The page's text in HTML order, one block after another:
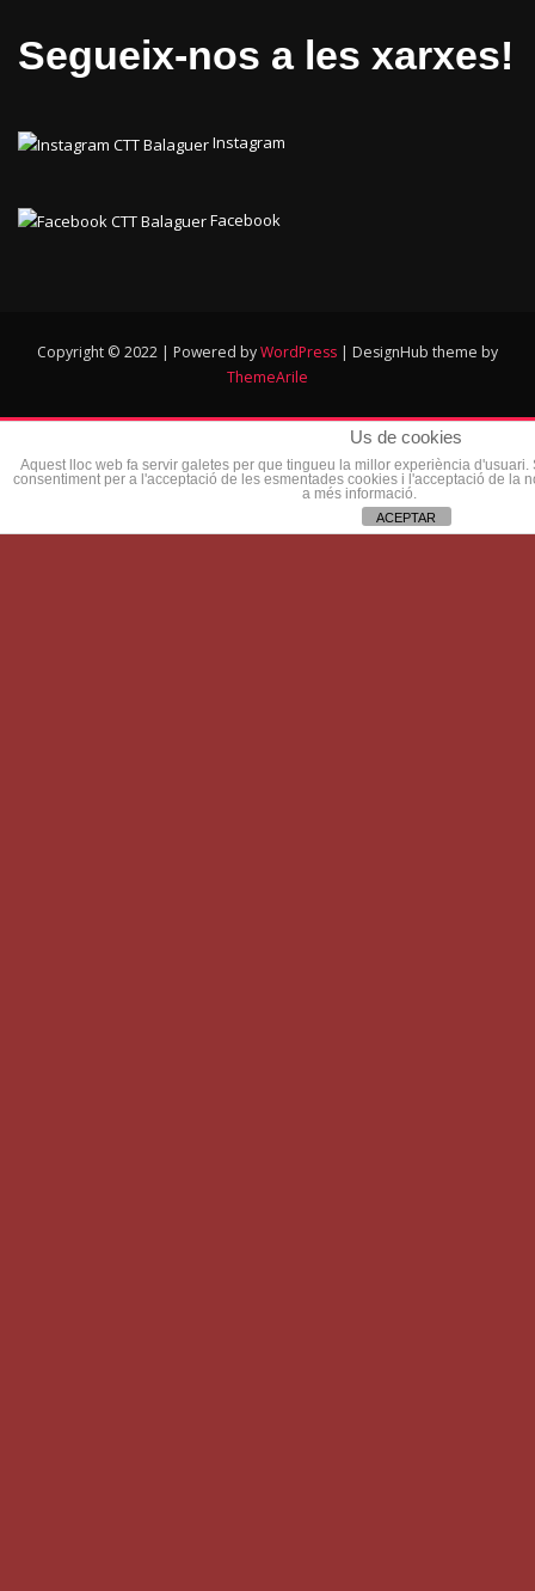
Segueix-nos a les xarxes!
Instagram
Facebook
Copyright © 2022 | Powered byWordPress | DesignHub theme by
ThemeArile
Us de cookies
Aquest lloc web fa servir galetes per que tingueu la millor experiència
consentiment per a l'acceptació de les esmentades cookies i l'acceptació de la
a més informació.
ACEPTAR